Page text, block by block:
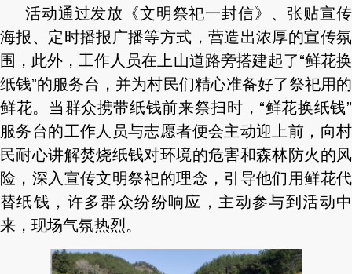
活动通过发放《文明祭祀一封信》、张贴宣传
海报、定时播报广播等方式，营造出浓厚的宣传氛
围，此外，工作人员在上山道路旁搭建起了“鲜花换
纸钱”的服务台， 并为村民们精心准备好了祭祀用的
鲜花。当群众携带纸钱前来祭扫时，“鲜花换纸钱”
服务台的工作人员与志愿者便会主动迎上前，向村
民耐心讲解焚烧纸钱对环境的危害和森林防火的风
险，深入宣传文明祭祀的理念，引导他们用鲜花代
替纸钱，许多群众纷纷响应，主动参与到活动中
来，现场气氛热烈。